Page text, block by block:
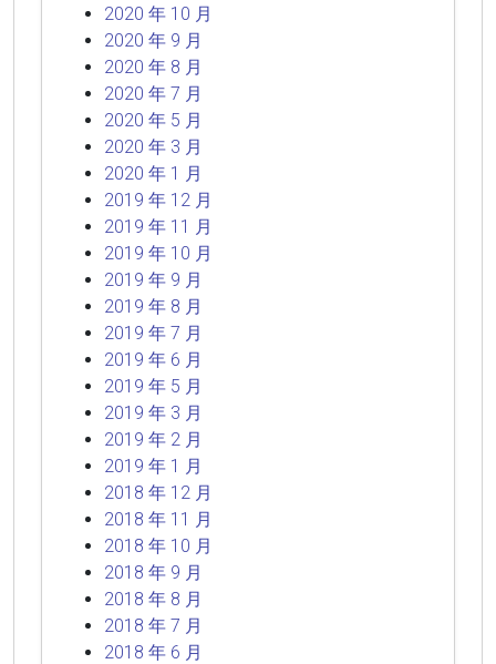
2020 年 10 月
2020 年 9 月
2020 年 8 月
2020 年 7 月
2020 年 5 月
2020 年 3 月
2020 年 1 月
2019 年 12 月
2019 年 11 月
2019 年 10 月
2019 年 9 月
2019 年 8 月
2019 年 7 月
2019 年 6 月
2019 年 5 月
2019 年 3 月
2019 年 2 月
2019 年 1 月
2018 年 12 月
2018 年 11 月
2018 年 10 月
2018 年 9 月
2018 年 8 月
2018 年 7 月
2018 年 6 月